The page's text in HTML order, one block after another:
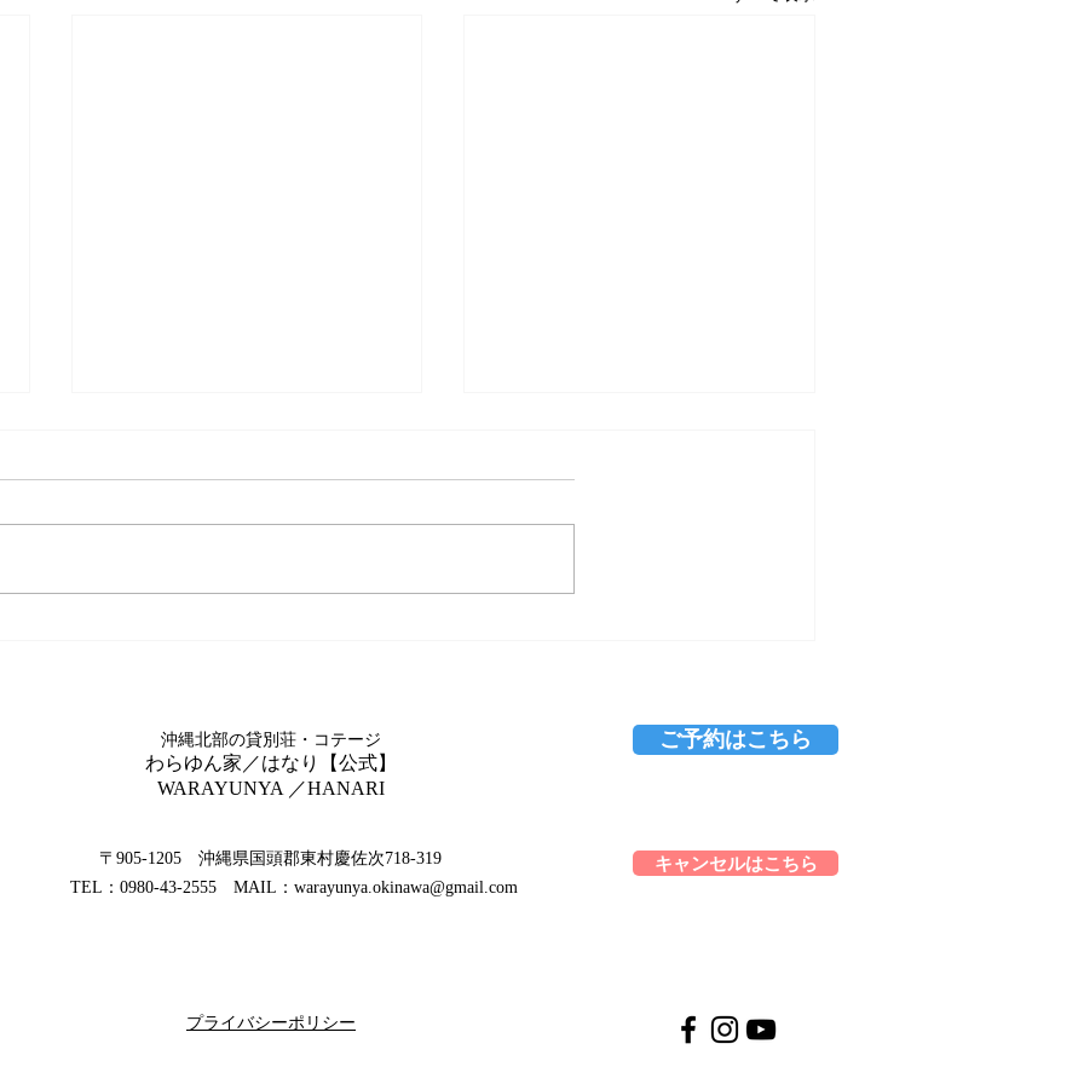
沖縄北部の貸別荘・コテージ
​わらゆん家／はなり【公式】
WARAYUNYA ／HANARI
​〒905-1205 沖縄県国頭郡東村慶佐次718-319
TEL：0980-43-2555 MAIL： warayunya.okinawa@gmail.com
​プライバシーポリシー
ご予約はこちら
キャンセルはこちら